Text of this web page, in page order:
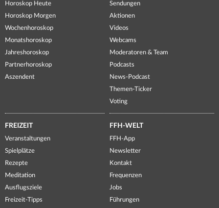
Horoskop Heute
Horoskop Morgen
Wochenhoroskop
Monatshoroskop
Jahreshoroskop
Partnerhoroskop
Aszendent
Sendungen
Aktionen
Videos
Webcams
Moderatoren & Team
Podcasts
News-Podcast
Themen-Ticker
Voting
FREIZEIT
Veranstaltungen
Spielplätze
Rezepte
Meditation
Ausflugsziele
Freizeit-Tipps
FFH-WELT
FFH-App
Newsletter
Kontakt
Frequenzen
Jobs
Führungen